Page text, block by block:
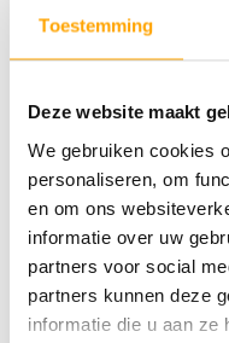
Toestemming
Deze website maakt
We gebruiken cookies
personaliseren, om
en om ons
informatie over uw
partners voor social
partners kunnen deze
informatie die u aan ze
• Gelegen op de
• Lichte living met
• Twee
• Badkamer met
handoekradiator
• Inclusief 1
Dit appartement
Faam | De